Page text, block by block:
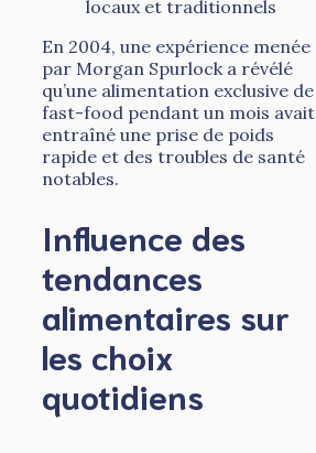
locaux et traditionnels
En 2004, une expérience menée
par Morgan Spurlock a révélé
qu’une alimentation exclusive de
fast-food pendant un mois avait
entraîné une prise de poids
rapide et des troubles de santé
notables.
Influence des
tendances
alimentaires sur
les choix
quotidiens